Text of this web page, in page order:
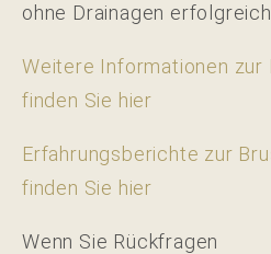
ohne Drainagen
Weitere Informationen zur
finden Sie hier
Erfahrungsberichte zur
finden Sie hier
Wenn Sie Rückfragen